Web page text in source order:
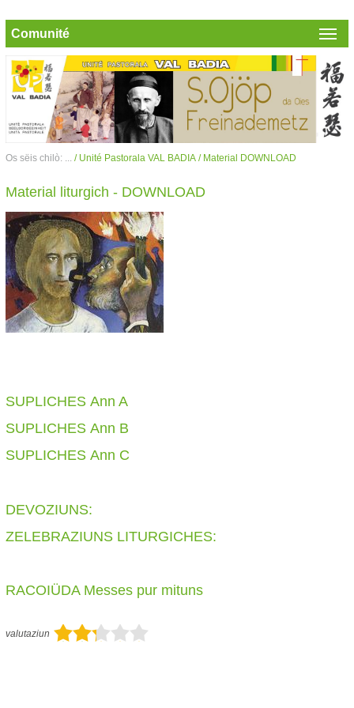
Comunité
Os sëis chilò: ... / Unité Pastorala VAL BADIA / Material DOWNLOAD
Material liturgich - DOWNLOAD
SUPLICHES Ann A
SUPLICHES Ann B
SUPLICHES Ann C
DEVOZIUNS:
ZELEBRAZIUNS LITURGICHES:
RACOIÜDA Messes pur mituns
valutaziun